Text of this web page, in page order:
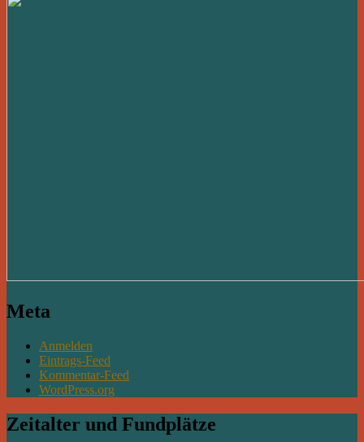
Meta
Anmelden
Eintrags-Feed
Kommentar-Feed
WordPress.org
Zeitalter und Fundplätze